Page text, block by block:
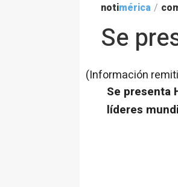
notimérica /
Se
(Información
Se presenta
líderes